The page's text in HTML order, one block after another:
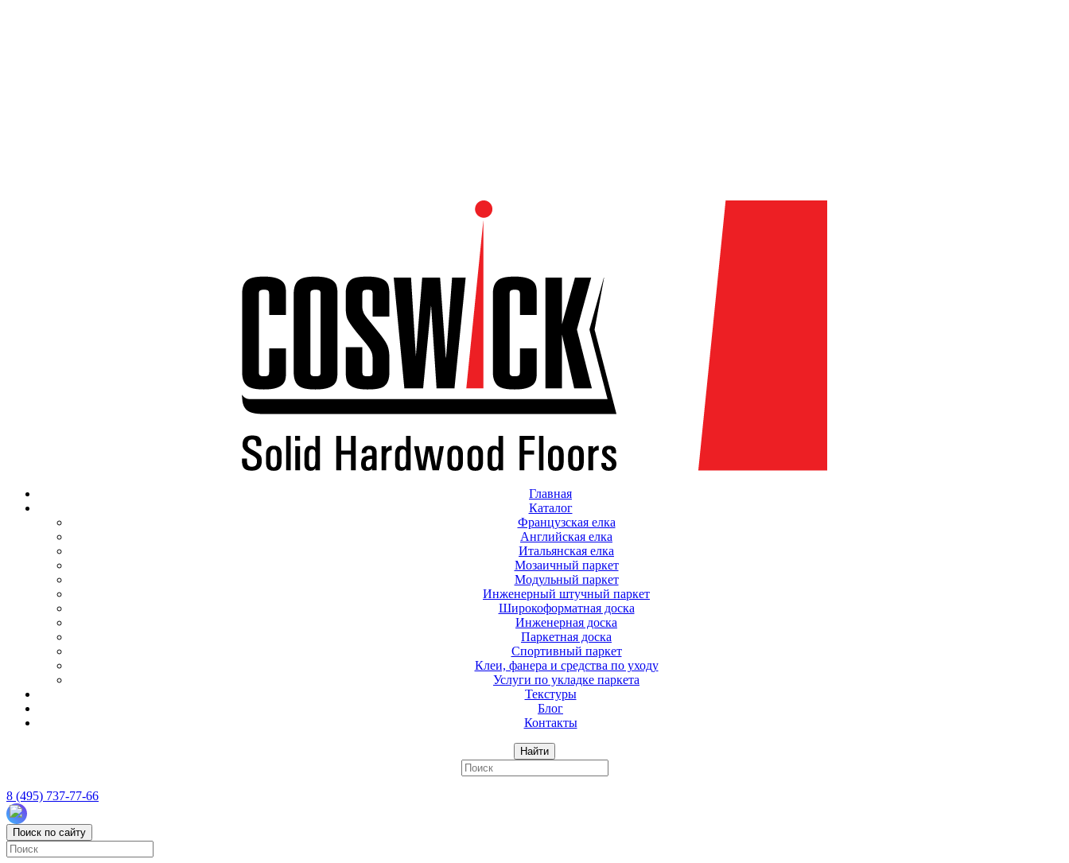
Главная
Каталог
Французская елка
Английская елка
Итальянская елка
Мозаичный паркет
Модульный паркет
Инженерный штучный паркет
Широкоформатная доска
Инженерная доска
Паркетная доска
Спортивный паркет
Клеи, фанера и средства по уходу
Услуги по укладке паркета
Текстуры
Блог
Контакты
Найти
8 (495) 737-77-66
Поиск по сайту